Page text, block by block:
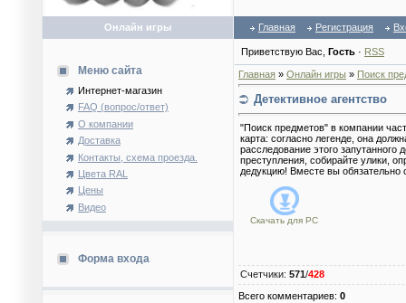
Онлайн игры Главная Регистрация
Меню сайта
Интернет-магазин
FAQ (вопрос/ответ)
О компании
Доставка
Контакты, схема проезда.
Цвета RAL
Цены
Видео
Форма входа
Приветствую Вас Гость · RSS
Главная » Онлайн игры » Поиск
Детективное агентство
"Поиск предметов" в компании
карта: согласно легенде, она
расследование этого
преступления, собирайте улики,
дедукцию! Вместе вы обязательно
Скачать для PC
Счетчики: 571/428
Всего комментариев: 0